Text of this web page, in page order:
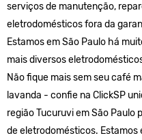
serviços de manutenção,
eletrodomésticos fora da
Estamos em São Paulo há
mais diversos
Não fique mais sem seu café
lavanda - confie na ClickSP
região Tucuruvi em São Paulo
de eletrodomésticos.